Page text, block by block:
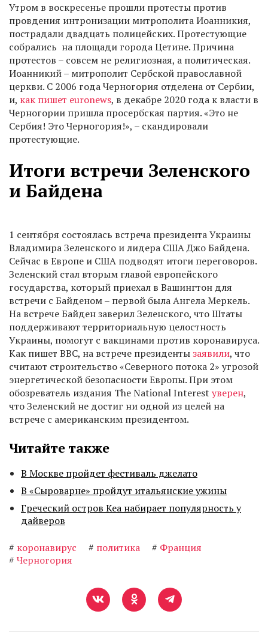
Утром в воскресенье прошли протесты против
провдения интронизации митрополита Иоанникия,
пострадали двадцать полицейских. Протестующие
собрались на площади города Цетине. Причина
протестов – совсем не религиозная, а политическая.
Иоанникий – митрополит Сербской православной
церкви. С 2006 года Черногория отделена от Сербии,
и, как пишет euronews, в декабре 2020 года к власти в
Черногории пришла просербская партия. «Это не
Сербия! Это Черногория!», – скандировали
протестующие.
Итоги встречи Зеленского
и Байдена
1 сентября состоялась встреча президента Украины
Владимира Зеленского и лидера США Джо Байдена.
Сейчас в Европе и США подводят итоги переговоров.
Зеленский стал вторым главой европейского
государства, который приехал в Вашингтон для
встречи с Байденом – первой была Ангела Меркель.
На встрече Байден заверил Зеленского, что Штаты
поддерживают территориальную целостность
Украины, помогут с вакцинами против коронавируса.
Как пишет BBC, на встрече президентызаявили, что
считают строительство «Северного потока 2» угрозой
энергетической безопасности Европы. При этом
обозреватель издания The National Interest уверен,
что Зеленский не достиг ни одной из целей на
встрече с американским президентом.
Читайте также
В Москве пройдет фестиваль джелато
В «Сыроварне» пройдут итальянские ужины
Греческий остров Кеа набирает популярность у
дайверов
# коронавирус # политика # Франция
# Черногория